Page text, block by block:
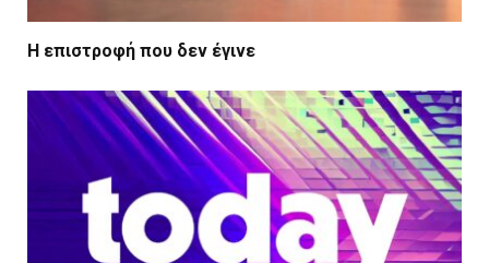
Η επιστροφή που δεν έγινε